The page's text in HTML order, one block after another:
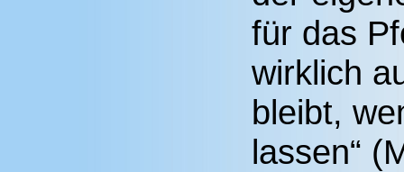
für das
wirklich
bleibt,
lassen“